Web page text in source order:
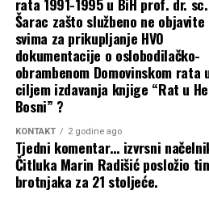
im…
4 kolovoza, 2026
Nove investicije u
Sufinancira se
Knešpolju i…
4 kolovoza, 2026
spomenike.
U danima kada Šuica živi punim
stanovnika višestruko poveća i
događanja, svatko može izabrati
kim provesti vrijeme, na kraju,
Kome će 12. kolovoza pljeskati
Stih jedne ratne pjesme kaže:
„Kad prođe rat i zvijeri odu, kad
Šarac zašto službeno ne objavite
svima za prikupljanje HVO
dokumentacije o oslobodilačko-
obrambenom Domovinskom rata
ciljem izdavanja knjige “Rat u
Bosni” ?
KONTAKT 2 godine ago
Tjedni komentar… izvrsni
Čitluka Marin Radišić posložio
brotnjaka za 21 stoljeće.